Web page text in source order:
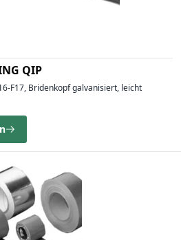
QIP
F17, Bridenkopf galvanisiert, leicht